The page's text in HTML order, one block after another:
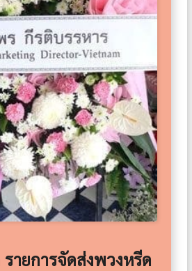
ายการจัดส่งพวงหรีด